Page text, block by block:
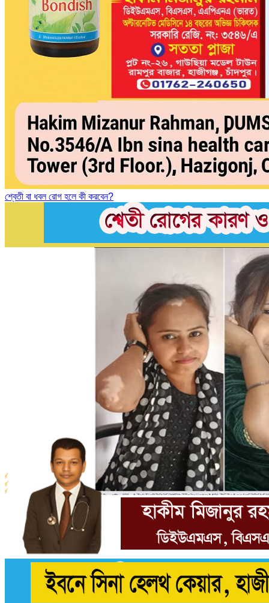
শ্বেতী বা ধবল রোগ হলে কী করবেন?